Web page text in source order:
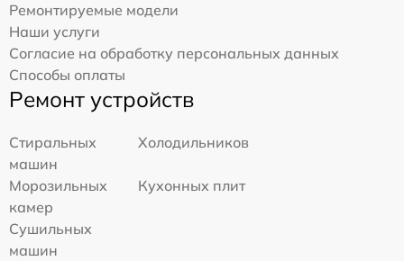
Ремонтируемые модели
Наши услуги
Согласие на обработку персональных данных
Способы оплаты
Ремонт устройств
Стиральных
машин
Холодильников
Морозильных
камер
Кухонных плит
Сушильных
машин